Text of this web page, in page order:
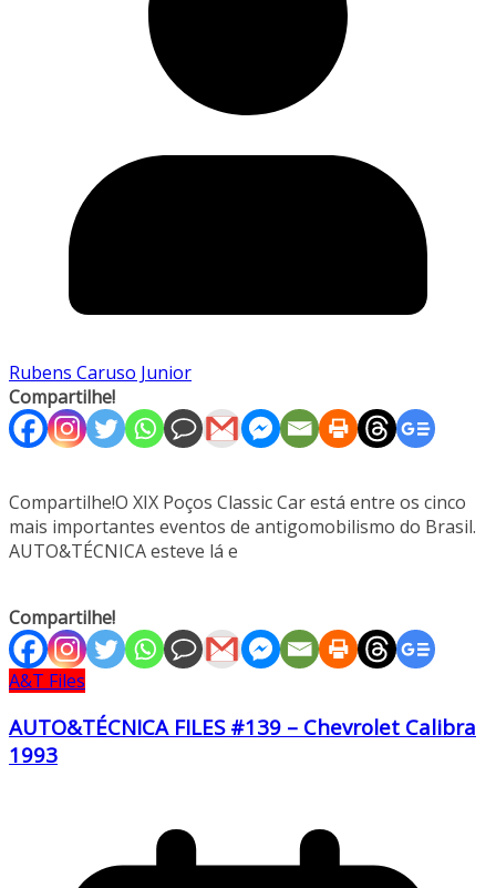
Rubens Caruso Junior
Compartilhe!
Compartilhe!O XIX Poços Classic Car está entre os cinco
mais importantes eventos de antigomobilismo do Brasil.
AUTO&TÉCNICA esteve lá e
Compartilhe!
A&T Files
AUTO&TÉCNICA FILES #139 – Chevrolet Calibra
1993